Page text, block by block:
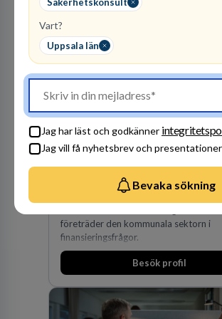
Vart?
Uppsala län
Jag har läst och godkänner
Jag vill få nyhetsbrev och
Bevaka sökning
Kommuninvest
KOMMUNFINANSIERING
Kommuninvest är en
företräder den kommunala sektorn i
finansieringsfrågor.
Besök profil